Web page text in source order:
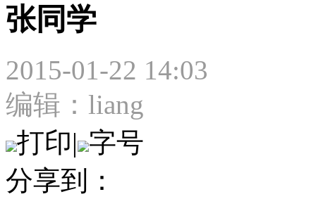
张同学
2015-01-22 14:03
编辑：liang
打印| 字号
分享到：